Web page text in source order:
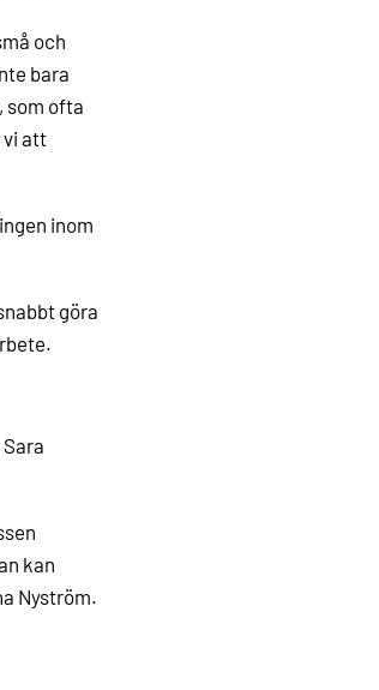
och
bara
som ofta
vi att
inom
göra
kan
Nyström.